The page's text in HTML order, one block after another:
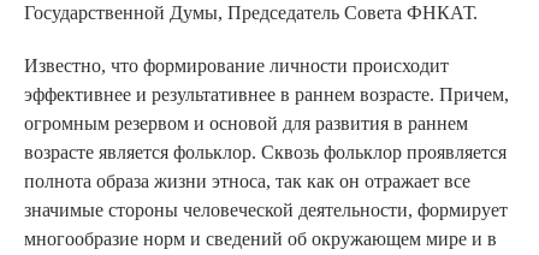
Государственной Думы, Председатель Совета ФНКАТ.
Известно, что формирование личности происходит
эффективнее и результативнее в раннем возрасте. Причем,
огромным резервом и основой для развития в раннем
возрасте является фольклор. Сквозь фольклор проявляется
полнота образа жизни этноса, так как он отражает все
значимые стороны человеческой деятельности, формирует
многообразие норм и сведений об окружающем мире и в